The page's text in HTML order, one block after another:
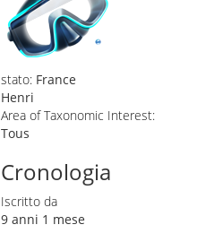
stato: France
Henri
Area of Taxonomic Interest:
Tous
Cronologia
Iscritto da
9 anni 1 mese